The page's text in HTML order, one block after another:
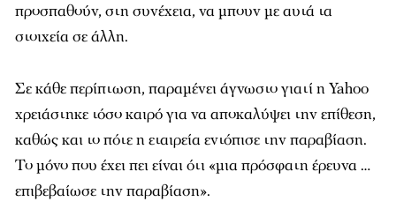
προσπαθούν, στη συνέχεια, να μπουν με αυτά τα
στοιχεία σε άλλη.
Σε κάθε περίπτωση, παραμένει άγνωστο γιατί η Yahoo
χρειάστηκε τόσο καιρό για να αποκαλύψει την επίθεση,
καθώς και το πότε η εταιρεία εντόπισε την παραβίαση.
Το μόνο που έχει πει είναι ότι «μια πρόσφατη έρευνα …
επιβεβαίωσε την παραβίαση».